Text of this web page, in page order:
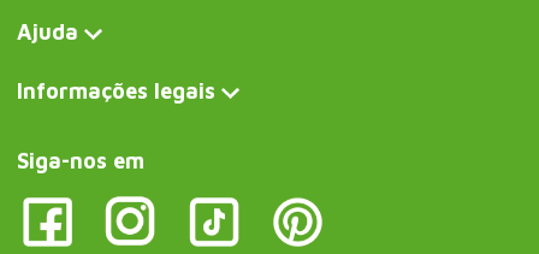
Ajuda
Informações legais
Siga-nos em